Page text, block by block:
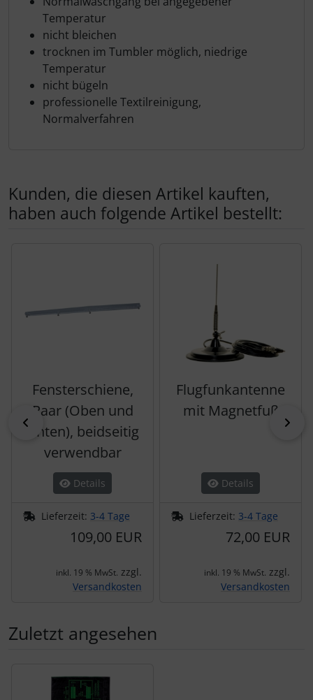
Temperatur
nicht bleichen
trocknen im Tumbler möglich, niedrige
Temperatur
nicht bügeln
professionelle Textilreinigung,
Normalverfahren
Kunden, die diesen Artikel kauften,
haben auch folgende Artikel bestellt:
zurück
Fensterschiene,
Paar (Oben und
Unten), beidseitig
verwendbar
Details
Lieferzeit: 3-4 Tage
109,00 EUR
inkl. 19 % MwSt. zzgl.
Versandkosten
Flugfunkantenne
mit Magnetfuß
Details
Lieferzeit: 3-4 Tage
72,00 EUR
inkl. 19 % MwSt. zzgl.
Versandkosten
Zuletzt angesehen